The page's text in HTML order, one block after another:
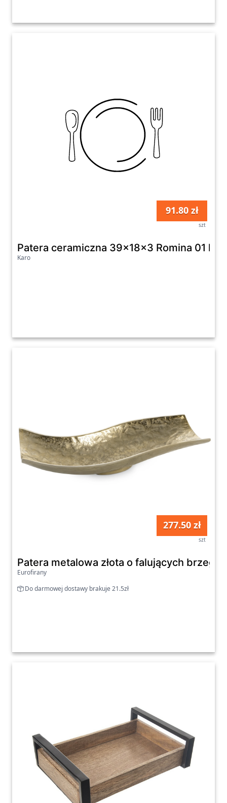
91.80 zł
szt
Patera ceramiczna 39x18x3 Romina 01
Karo
277.50 zł
szt
Patera metalowa złota o falujących
Eurofirany
Do darmowej dostawy brakuje 21.5zł